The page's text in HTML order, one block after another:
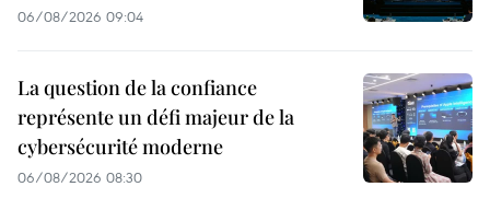
06/08/2026 09:04
La question de la confiance
représente un défi majeur de la
cybersécurité moderne
06/08/2026 08:30